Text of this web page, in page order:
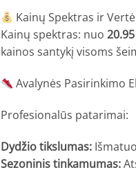
Kainų Spektras ir
Kainų spektras: nuo
kainos santykį visoms
Avalynės Pasirinkimo
Profesionalūs patarimai:
Dydžio tikslumas:
Sezoninis tinkamumas: